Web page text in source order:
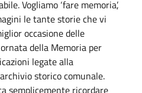
Vogliamo ‘fare memoria’,
le tante storie che vi
occasione delle
della Memoria per
legate alla
storico comunale.
semplicemente ricordare